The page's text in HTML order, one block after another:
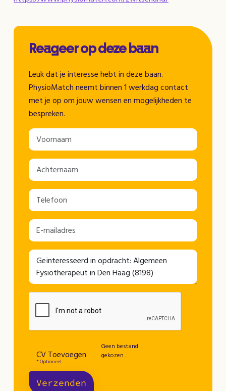
Reageer op deze baan
Leuk dat je interesse hebt in deze baan.
PhysioMatch neemt binnen 1 werkdag contact
met je op om jouw wensen en mogelijkheden te
bespreken.
CV Toevoegen
Geen bestand
gekozen
Verzenden
* Optioneel